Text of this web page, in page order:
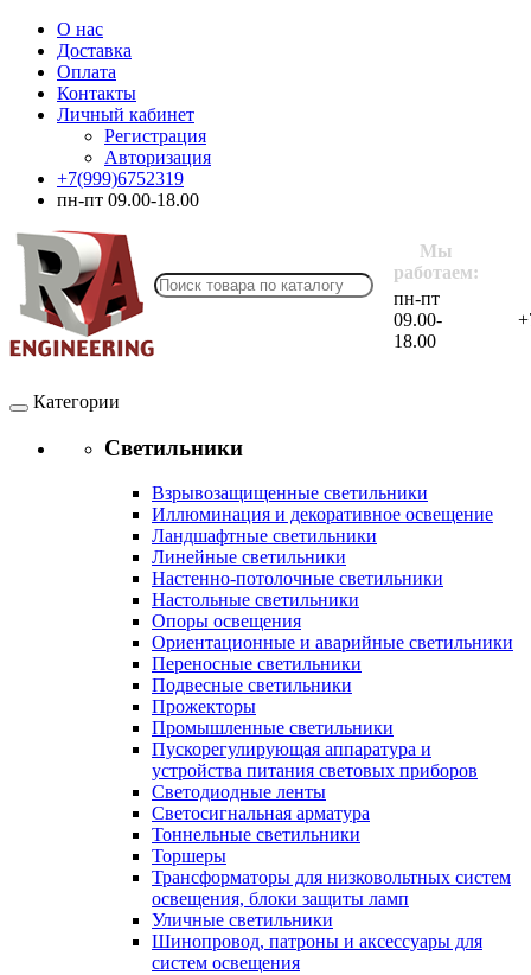
О нас
Доставка
Оплата
Контакты
Личный кабинет
Регистрация
Авторизация
+7(999)6752319
пн-пт 09.00-18.00
Мы
работаем:
пн-пт
09.00-
18.00
Категории
Светильники
Взрывозащищенные светильники
Иллюминация и декоративное освещение
Ландшафтные светильники
Линейные светильники
Настенно-потолочные светильники
Настольные светильники
Опоры освещения
Ориентационные и аварийные светильники
Переносные светильники
Подвесные светильники
Прожекторы
Промышленные светильники
Пускорегулирующая аппаратура и
устройства питания световых приборов
Светодиодные ленты
Светосигнальная арматура
Тоннельные светильники
Торшеры
Трансформаторы для низковольтных систем
освещения, блоки защиты ламп
Уличные светильники
Шинопровод, патроны и аксессуары для
систем освещения